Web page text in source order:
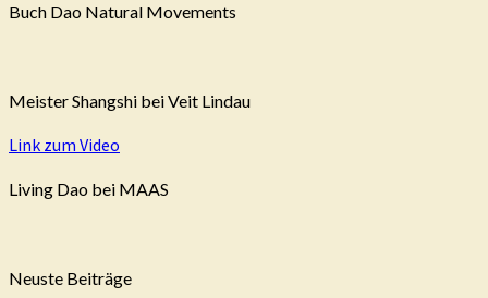
Buch Dao Natural Movements
Meister Shangshi bei Veit Lindau
Link zum Video
Living Dao bei MAAS
Neuste Beiträge